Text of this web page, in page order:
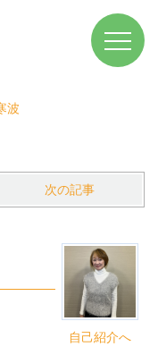
波
次の記事
自己紹介へ